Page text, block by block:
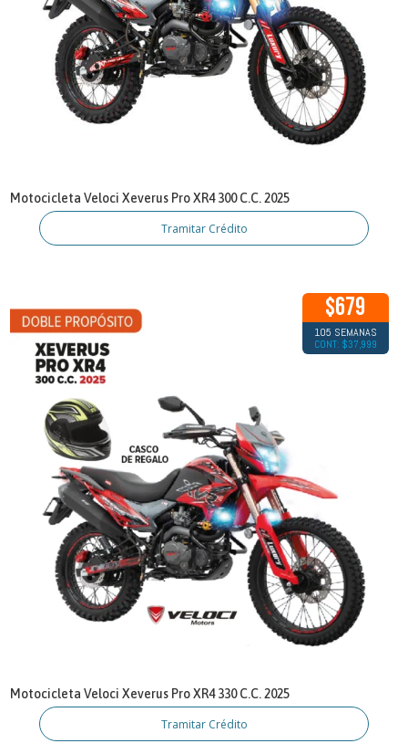
Motocicleta Veloci Xeverus Pro XR4 300 C.C. 2025
Tramitar Crédito
$679
105 SEMANAS
CONT: $37,999
Motocicleta Veloci Xeverus Pro XR4 330 C.C. 2025
Tramitar Crédito